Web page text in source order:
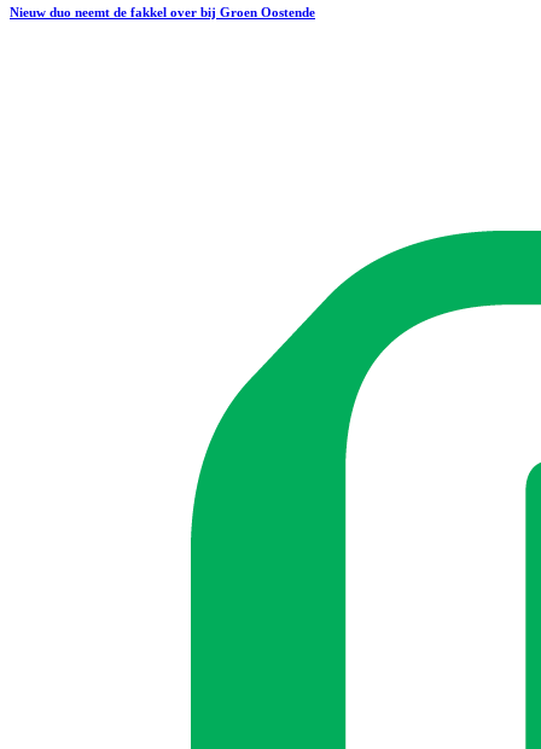
Nieuw duo neemt de fakkel over bij Groen Oostende